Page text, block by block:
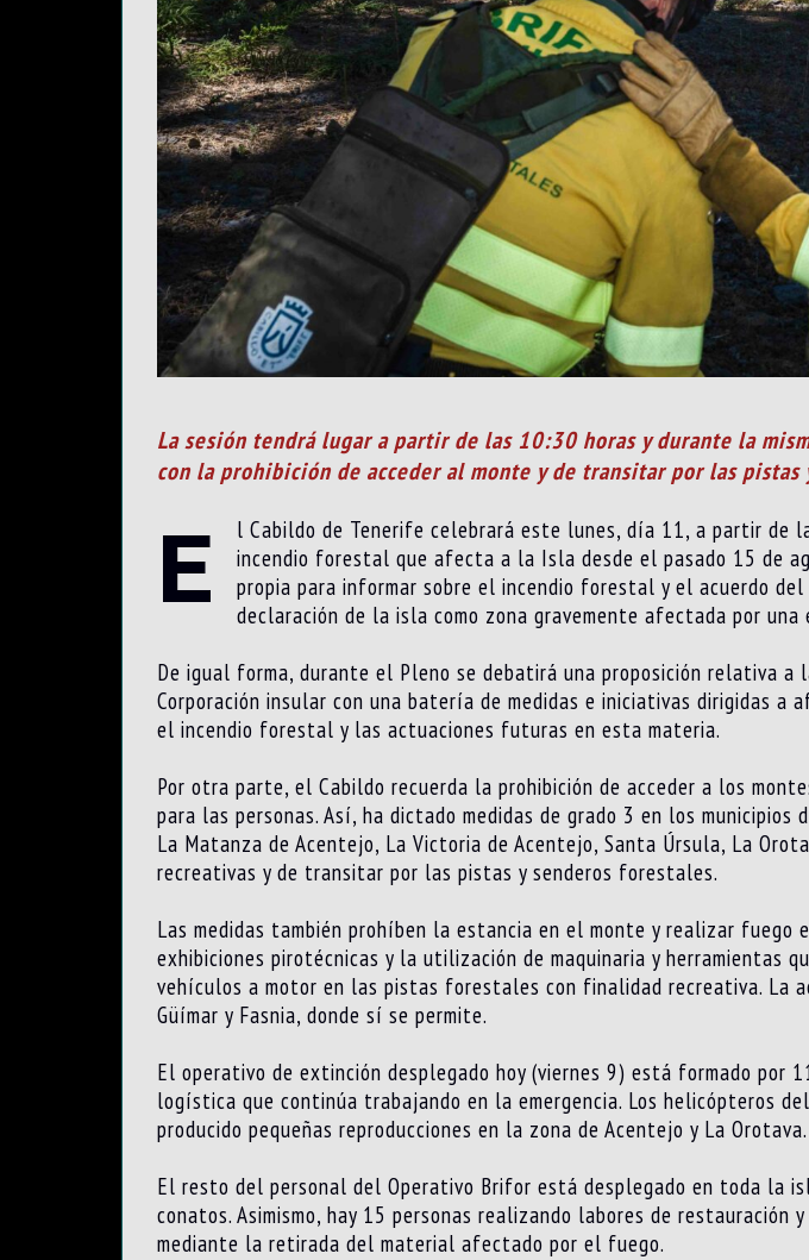
La sesión tendrá lugar a partir de las 10:30 horas y durante la
con la prohibición de acceder al monte y de transitar por las
E
l Cabildo de Tenerife celebrará este lunes, día 11, a partir de
incendio forestal que afecta a la Isla desde el pasado 15 de
propia para informar sobre el incendio forestal y el acuerdo
declaración de la isla como zona gravemente afectada por una
De igual forma, durante el Pleno se debatirá una proposición relativa
Corporación insular con una batería de medidas e iniciativas dirigidas a
el incendio forestal y las actuaciones futuras en esta materia.
Por otra parte, el Cabildo recuerda la prohibición de acceder a los
para las personas. Así, ha dictado medidas de grado 3 en los
La Matanza de Acentejo, La Victoria de Acentejo, Santa Úrsula, La
recreativas y de transitar por las pistas y senderos forestales.
Las medidas también prohíben la estancia en el monte y realizar fuego
exhibiciones pirotécnicas y la utilización de maquinaria y herramientas
vehículos a motor en las pistas forestales con finalidad recreativa. La
Güímar y Fasnia, donde sí se permite.
El operativo de extinción desplegado hoy (viernes 9) está formado por
logística que continúa trabajando en la emergencia. Los helicópteros
producido pequeñas reproducciones en la zona de Acentejo y La Orotava.
El resto del personal del Operativo Brifor está desplegado en toda la
conatos. Asimismo, hay 15 personas realizando labores de
mediante la retirada del material afectado por el fuego.